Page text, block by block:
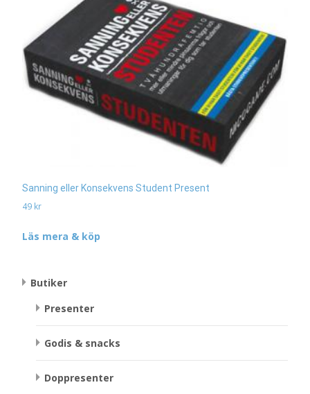
Sanning eller Konsekvens Student Present
49 kr
Läs mera & köp
Butiker
Presenter
Godis & snacks
Doppresenter